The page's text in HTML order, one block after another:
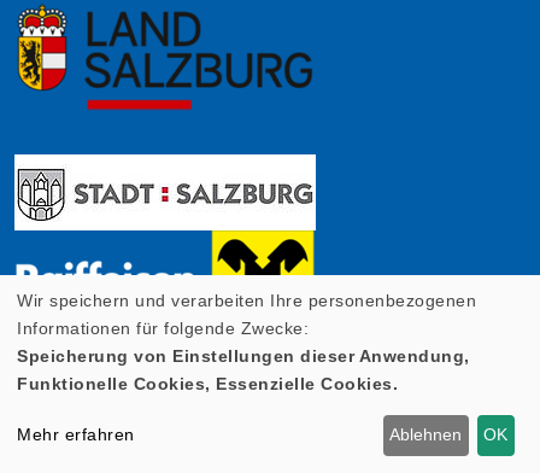
Wir speichern und verarbeiten Ihre personenbezogenen
Informationen für folgende Zwecke:
Speicherung von Einstellungen dieser Anwendung,
Funktionelle Cookies, Essenzielle Cookies.
Mehr erfahren Ablehnen OK